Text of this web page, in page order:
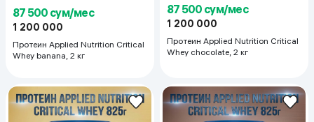
87 500 сум/мес
1 200 000
Протеин Applied Nutrition Critical
Whey banana, 2 кг
87 500 сум/мес
1 200 000
Протеин Applied Nutrition Critical
Whey chocolate, 2 кг